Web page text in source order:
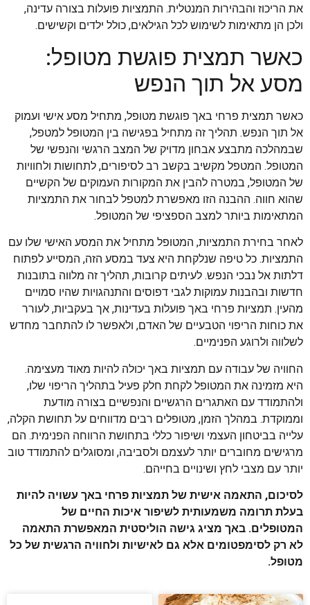
את הריכוז והבהירות המנטלית. התמציות פועלות בצורה עדינה,
ולכן הן מתאימות לשימוש לכל הגילאים, כולל ילדים וקשישים.
כאשר תמצית פוגשת מטופל:
מסע אל תוך הנפש
כאשר תמצית פרחי באך פוגשת מטופל, מתחיל מסע אישי ועמוק
אל תוך הנפש. תהליך זה מתחיל בפגישה בין המטופל למטפל,
שבמהלכה מתבצע אבחון מדויק של המצב הרגשי והנפשי של
המטופל. המטפל מקשיב בקשב רב לסיפורים, לתחושות ולחוויות
של המטופל, במטרה להבין את המקורות העמוקים של הקשיים
שהוא חווה. ההבנה הזו מאפשרת למטפל לבחור את התמציות
המתאימות ביותר למצב הספציפי של המטופל.
לאחר בחירת התמציות, המטופל מתחיל את המסע האישי שלו עם
התמציות. כל טיפה שנלקחת היא צעד במסע הזה, המסייע לפתוח
דלתות אל נבכי הנפש. לעיתים קרובות, תהליך זה מלווה בתובנות
חדשות ובהבנות עמוקות לגבי דפוסים והתנהגויות שהיו סמויים
מהעין. תמציות פרחי באך פועלות בעדינות, אך בעקביות, לעורר
את כוחות הריפוי הטבעיים של האדם, ולאפשר לו להתחבר מחדש
לשלווה ולרוגע הפנימיים.
החוויה של עבודה עם תמציות באך יכולה להיות מאוד מעצימה.
היא מזמינה את המטופל לקחת חלק פעיל בתהליך הריפוי שלו,
ולהתמודד עם האתגרים הרגשיים והנפשיים בצורה מודעת
וממוקדת. במהלך הזמן, מטופלים רבים מדווחים על תחושת הקלה,
עלייה בביטחון העצמי ושיפור כללי בתחושת הרווחה הפנימית. הם
מרגישים מחוברים יותר לעצמם ולסביבה, ומסוגלים להתמודד טוב
יותר עם מצבי לחץ ושינויים בחייהם.
לסיכום, התאמה אישית של תמציות פרחי באך עשויה להיות
בעלת תרומה משמעותית לשיפור איכות החיים של
המטופלים. באך מציג גישה הוליסטית המאפשרת התאמה
לא רק לסימפטומים אלא גם לאישיות ולחוויה הרגשית של כל
מטופל.